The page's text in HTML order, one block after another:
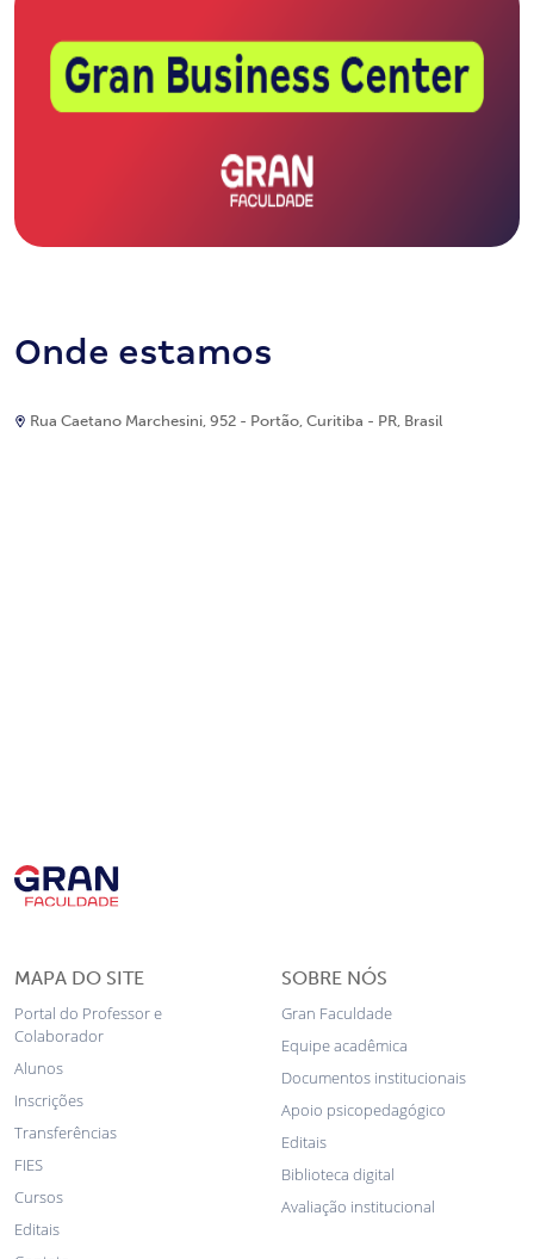
Onde estamos
Rua Caetano Marchesini, 952 - Portão, Curitiba - PR, Brasil
MAPA DO SITE
Portal do Professor e
Colaborador
Alunos
Inscrições
Transferências
FIES
Cursos
Editais
SOBRE NÓS
Gran Faculdade
Equipe acadêmica
Documentos institucionais
Apoio psicopedagógico
Editais
Biblioteca digital
Avaliação institucional